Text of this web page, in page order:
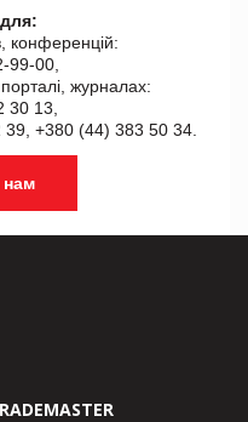
конференцій:
99-00,
журналах:
30 13,
39, +380 (44) 383 50 34.
нам